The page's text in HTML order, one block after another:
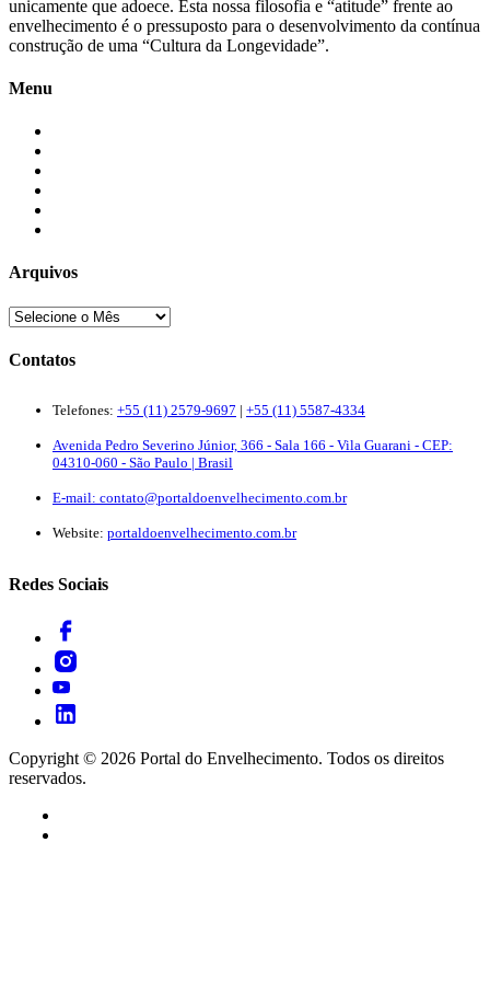
unicamente que adoece. Esta nossa filosofia e “atitude” frente ao
envelhecimento é o pressuposto para o desenvolvimento da contínua
construção de uma “Cultura da Longevidade”.
Menu
Arquivos
Contatos
Telefones: +55 (11) 2579-9697 | +55 (11) 5587-4334
Avenida Pedro Severino Júnior, 366 - Sala 166 - Vila Guarani - CEP:
04310-060 - São Paulo | Brasil
E-mail: contato@portaldoenvelhecimento.com.br
Website: portaldoenvelhecimento.com.br
Redes Sociais
Copyright © 2026 Portal do Envelhecimento. Todos os direitos
reservados.